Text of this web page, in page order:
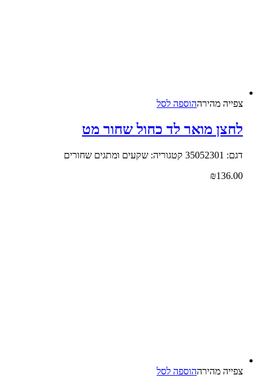
צפייה‬ ‫מהירה‬הוספה לסל
לחצן מואר לד כחול שחור מט
דגם: 35052301 קטגוריה: שקעים ומתגים שחורים
₪136.00
צפייה‬ ‫מהירה‬הוספה לסל